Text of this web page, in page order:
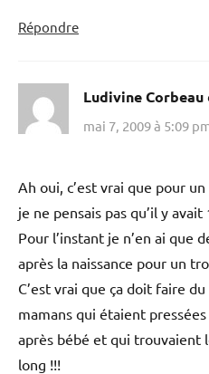
Répondre
Ludivine Corbeau
mai 7, 2009 à 5:09
Ah oui, c’est vrai que pour
je ne pensais pas qu’il y
Pour l’instant je n’en ai que
après la naissance pour un
C’est vrai que ça doit faire
mamans qui étaient
après bébé et qui trouvaient
long !!!